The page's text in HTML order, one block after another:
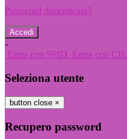
Password dimenticata?
-
Entra con SPID Entra con CIE
Seleziona utente
button close ×
Recupero password